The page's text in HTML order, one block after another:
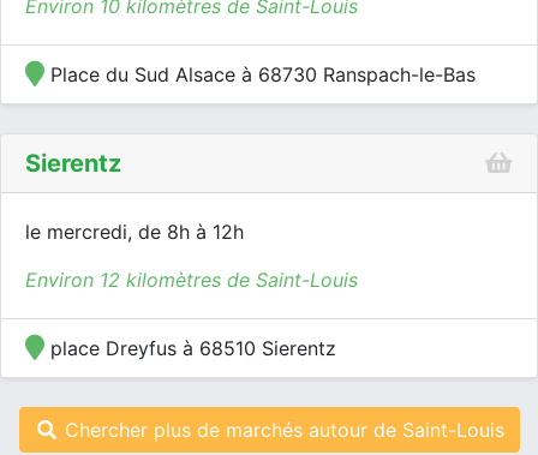
Environ 10 kilomètres de Saint-Louis
Place du Sud Alsace à 68730 Ranspach-le-Bas
Sierentz
le mercredi, de 8h à 12h
Environ 12 kilomètres de Saint-Louis
place Dreyfus à 68510 Sierentz
Chercher plus de marchés autour de Saint-Louis